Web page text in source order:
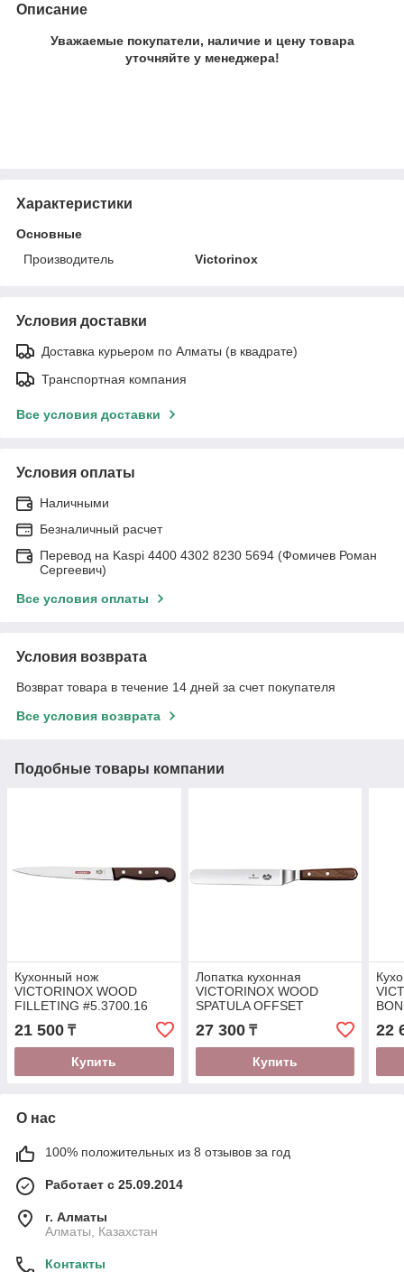
Описание
Уважаемые покупатели, наличие и цену товара
уточняйте у менеджера!
Характеристики
Основные
Производитель
Victorinox
Условия доставки
Доставка курьером по Алматы (в квадрате)
Транспортная компания
Все условия доставки
Условия оплаты
Наличными
Безналичный расчет
Перевод на Kaspi 4400 4302 8230 5694 (Фомичев Роман
Сергеевич)
Все условия оплаты
Условия возврата
Возврат товара в течение 14 дней за счет покупателя
Все условия возврата
Подобные товары компании
Кухонный нож
VICTORINOX WOOD
FILLETING #5.3700.16
(16см) (R18948)
21 500 ₸
Купить
Лопатка кухонная
VICTORINOX WOOD
SPATULA OFFSET
#5.2700.23 (23см)
(R18970)
27 300₸
Купить
22
О нас
100% положительных из 8 отзывов за год
Работает с 25.09.2014
г. Алматы
Алматы, Казахстан
Контакты